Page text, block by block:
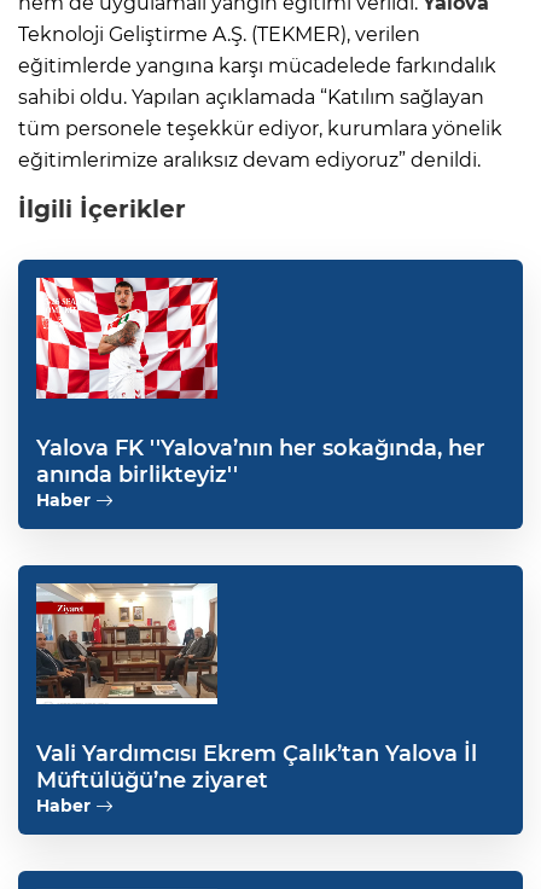
Teknoloji Geliştirme A.Ş. (TEKMER), verilen
eğitimlerde yangına karşı mücadelede farkındalık
sahibi oldu. Yapılan açıklamada “Katılım sağlayan
tüm personele teşekkür ediyor, kurumlara yönelik
eğitimlerimize aralıksız devam ediyoruz” denildi.
İlgili İçerikler
Yalova FK ''Yalova’nın her sokağında, her
anında birlikteyiz''
Haber
Vali Yardımcısı Ekrem Çalık’tan Yalova İl
Müftülüğü’ne ziyaret
Haber